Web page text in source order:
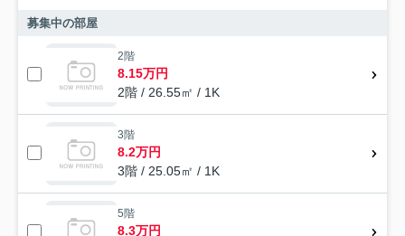
募集中の部屋
2階
8.15万円
2階 / 26.55㎡ / 1K
3階
8.2万円
3階 / 25.05㎡ / 1K
5階
8.3万円